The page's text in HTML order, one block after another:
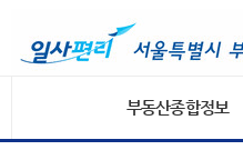
부동산종합정보